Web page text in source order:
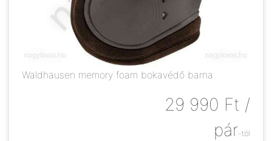
Waldhausen memory foam bokavédő barna
29 990 Ft /
pár-tól